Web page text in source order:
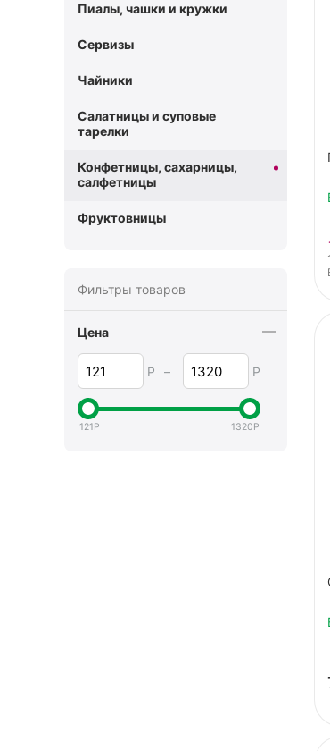
Пиалы, чашки и кружки
Сервизы
Чайники
Салатницы и суповые
тарелки
Конфетницы, сахарницы,
салфетницы
Фруктовницы
Фильтры товаров
Цена
Р – Р
121Р 1320Р